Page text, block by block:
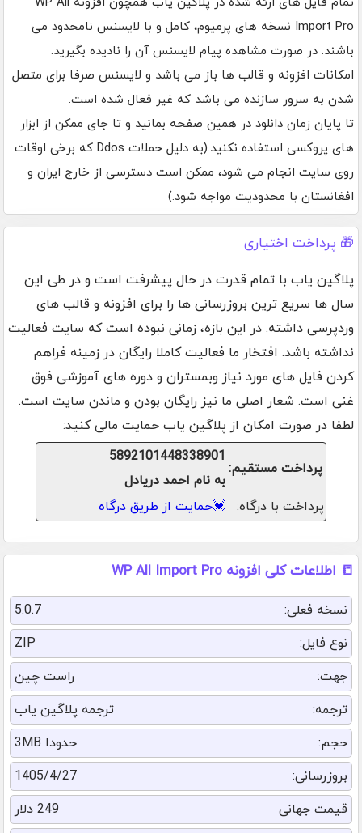
Import Pro نسخه های پرمیوم، کامل و با لایسنس نامحدود می
باشند. در صورت مشاهده پیام لایسنس آن را نادیده بگیرید.
امکانات افزونه و قالب ها باز می باشد و لایسنس صرفا برای متصل
شدن به سرور سازنده می باشد که غیر فعال شده است.
تا پایان زمان دانلود در همین صفحه بمانید و تا جای ممکن از ابزار
های پروکسی استفاده نکنید.(به دلیل حملات Ddos که برخی اوقات
روی سایت انجام می شود، ممکن است دسترسی از خارج ایران و
افغانستان با محدودیت مواجه شود.)
🎁 پرداخت اختیاری
پلاگین یاب با تمام قدرت در حال پیشرفت است و در طی این
سال ها سریع ترین بروزرسانی ها را برای افزونه و قالب های
وردپرسی داشته. در این بازه، زمانی نبوده است که سایت فعالیت
نداشته باشد. افتخار ما فعالیت کاملا رایگان در زمینه فراهم
کردن فایل های مورد نیاز وبمستران و دوره های آموزشی فوق
غنی است. شعار اصلی ما نیز رایگان بودن و ماندن سایت است.
لطفا در صورت امکان از پلاگین یاب حمایت مالی کنید:
پرداخت مستقیم:
5892101448338901
به نام احمد دریادل
پرداخت با درگاه:
💓حمایت از طریق درگاه
📒 اطلاعات کلی افزونه WP All Import Pro
نسخه فعلی:
5.0.7
نوع فایل:
ZIP
جهت:
راست چین
ترجمه:
ترجمه پلاگین یاب
حجم:
حدودا 3MB
بروزرسانی:
1405/4/27
قیمت جهانی
249 دلار